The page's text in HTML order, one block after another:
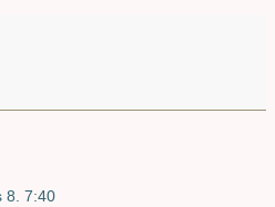
8. 7:40